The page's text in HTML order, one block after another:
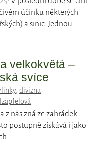
účinku některých
a sinic. Jednou…
velkokvětá –
svíce
, divizna
z nás zná ze zahrádek
postupně získává i jako